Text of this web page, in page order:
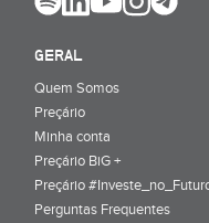
GERAL
Quem Somos
Preçário
Minha conta
Preçário BiG +
Preçário
Perguntas Frequentes